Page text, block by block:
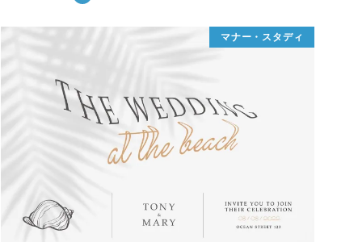
マナー・スタディ